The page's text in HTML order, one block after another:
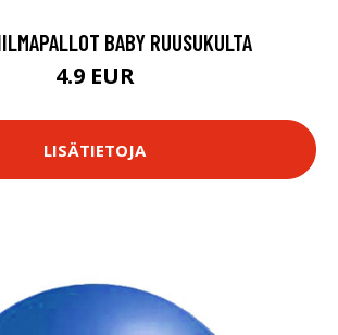
BABY RUUSUKULTA
4.9 EUR
LISÄTIETOJA